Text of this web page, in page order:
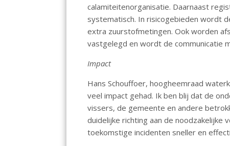
calamiteitenorganisatie. Daarnaast
systematisch. In risicogebieden wordt
extra zuurstofmetingen. Ook worden
vastgelegd en wordt de communicatie
Impact
Hans Schouffoer, hoogheemraad
veel impact gehad. Ik ben blij dat de
vissers, de gemeente en andere
duidelijke richting aan de
toekomstige incidenten sneller en